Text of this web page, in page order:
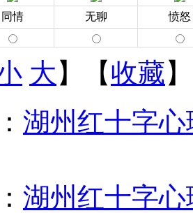
同情 无聊 愤怒
大 】【收藏
湖州红十字
湖州红十字